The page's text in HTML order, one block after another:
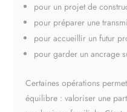
pour un projet de
pour préparer une
pour accueillir un futur
pour garder un ancrage
Certaines opérations
équilibre : valoriser une